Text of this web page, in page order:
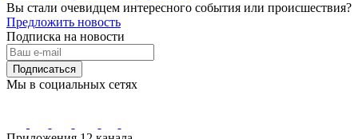
Вы стали очевидцем интересного события или происшествия?
Предложить новость
Подписка на новости
Подписаться
Мы в социальных сетях